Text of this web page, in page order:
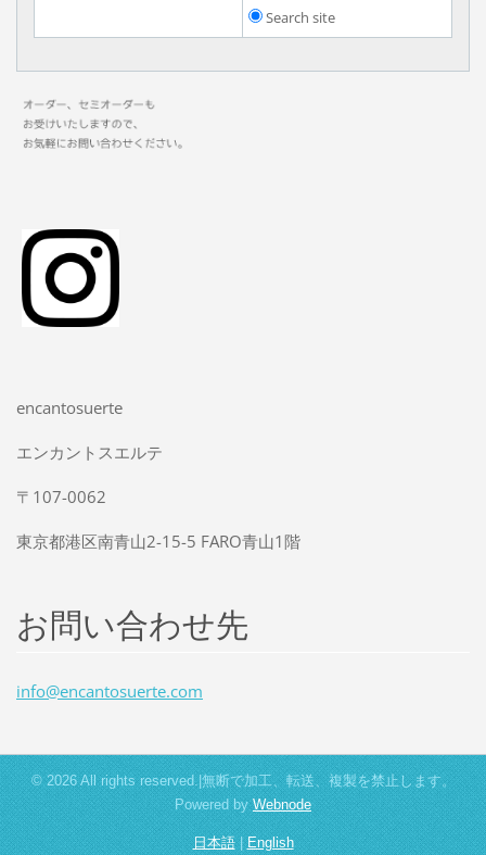
Search site
encantosuerte
エンカントスエルテ
〒107-0062
東京都港区南青山2-15-5 FARO青山1階
お問い合わせ先
info@encantosuerte.com
© 2026 All rights reserved.|無断で加工、転送、複製を禁止します。
Powered byWebnode
日本語|English